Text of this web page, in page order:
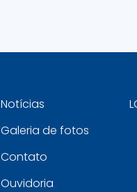
Notícias
Galeria de fotos
Contato
Ouvidoria